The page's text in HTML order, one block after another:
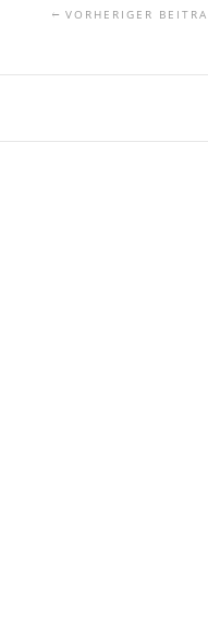
VORHERIGER